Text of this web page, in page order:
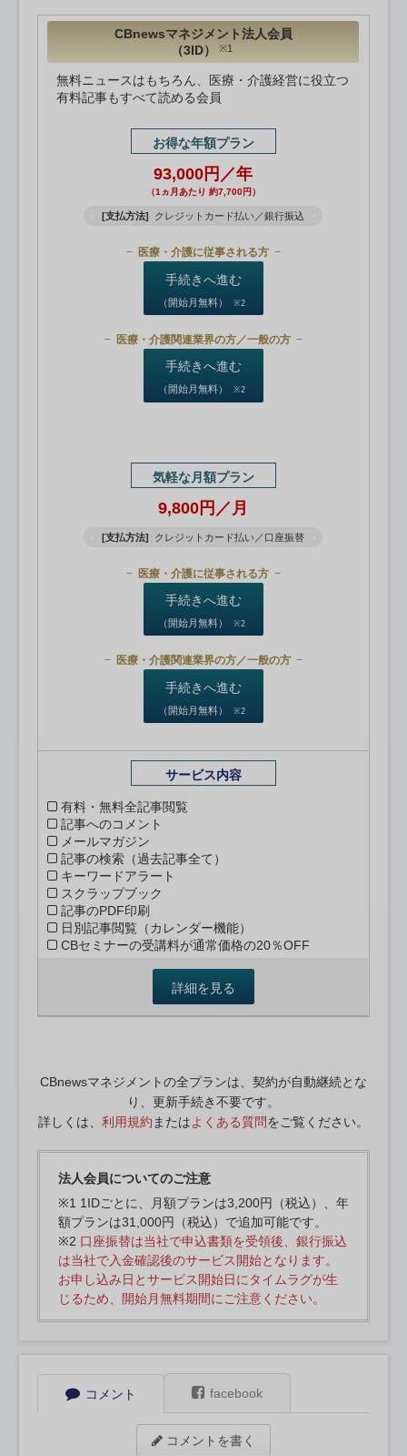
CBnewsマネジメント法人会員
（3ID）
※1
無料ニュースはもちろん、医療・介護経営に役立つ
有料記事もすべて読める会員
お得な年額プラン
93,000円／年
（1ヵ月あたり 約7,700円）
[支払方法] クレジットカード払い／銀行振込
医療・介護に従事される方
手続きへ進む
（開始月無料） ※2
医療・介護関連業界の方／一般の方
手続きへ進む
（開始月無料） ※2
気軽な月額プラン
9,800円／月
[支払方法] クレジットカード払い／口座振替
医療・介護に従事される方
手続きへ進む
（開始月無料） ※2
医療・介護関連業界の方／一般の方
手続きへ進む
（開始月無料） ※2
サービス内容
有料・無料全記事閲覧
記事へのコメント
メールマガジン
記事の検索（過去記事全て）
キーワードアラート
スクラップブック
記事のPDF印刷
日別記事閲覧（カレンダー機能）
CBセミナーの受講料が通常価格の20％OFF
詳細を見る
CBnewsマネジメントの全プランは、契約が自動継続とな
り、更新手続き不要です。
詳しくは、 利用規約 またはよくある質問をご覧ください。
法人会員についてのご注意
※1 1IDごとに、月額プランは3,200円（税込）、年
額プランは31,000円（税込）で追加可能です。
※2 口座振替は当社で申込書類を受領後、銀行振込
は当社で入金確認後のサービス開始となります。
お申し込み日とサービス開始日にタイムラグが生
じるため、開始月無料期間にご注意ください。
コメント facebook
コメントを書く